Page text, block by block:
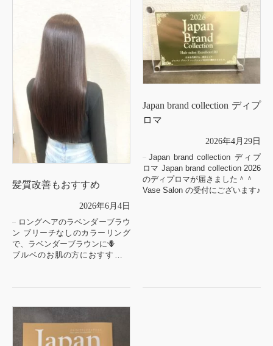
髪質改善もおすすめ
2026年6月4日
ロングヘアのラベンダーブラウ
ン ブリーチなしのカラーリング
で、ラベンダーブラウンに🪻
ブルベのお肌の方におすすめの
綺麗なストレートロングには髪
Japan brand collection ディプ
ロマ
2026年4月29日
Japan brand collection ディプ
ロマ Japan brand collection 2026
のディプロマが届きました＾＾
Vase Salon の受付にございます♪